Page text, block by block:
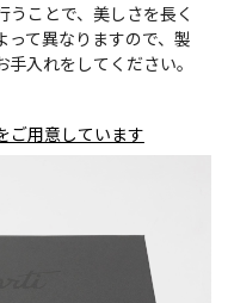
ことで、美しさを長く
て異なりますので、製
入れをしてください。
ご用意しています